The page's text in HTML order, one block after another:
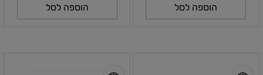
הוספה לסל הוספה לסל